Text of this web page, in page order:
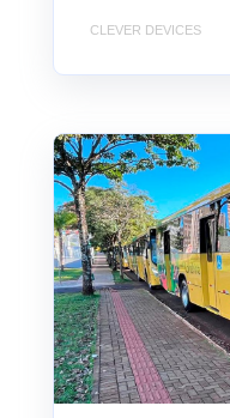
CLEVER DEVICES